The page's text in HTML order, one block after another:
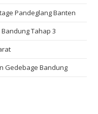
Pandeglang Banten
Tahap 3
Gedebage Bandung